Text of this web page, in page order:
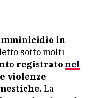
in
sotto molti
registrato nel
violenze
La